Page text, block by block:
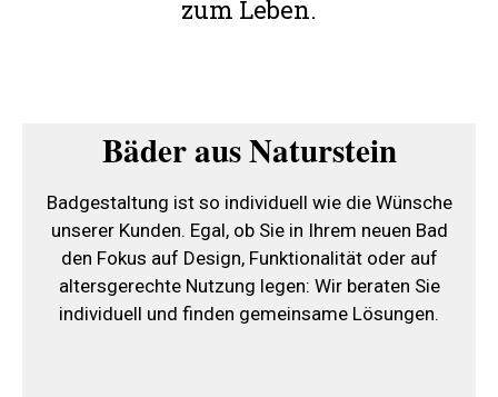
zum Leben.
Bäder aus Naturstein
Badgestaltung ist so individuell wie die Wünsche
unserer Kunden. Egal, ob Sie in Ihrem neuen Bad
den Fokus auf Design, Funktionalität oder auf
altersgerechte Nutzung legen: Wir beraten Sie
individuell und finden gemeinsame Lösungen.